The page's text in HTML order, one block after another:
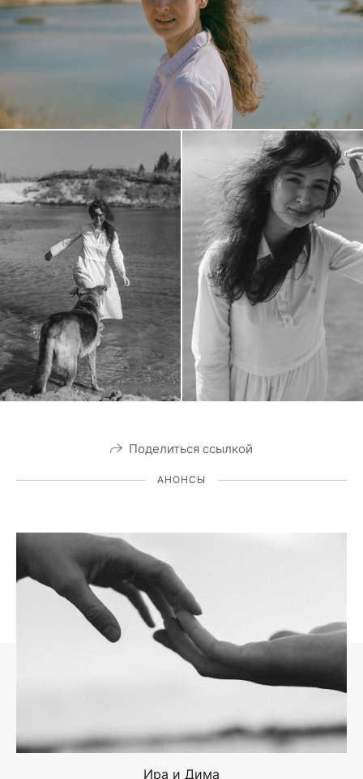
Поделиться ссылкой
АНОНСЫ
Ира и Дима